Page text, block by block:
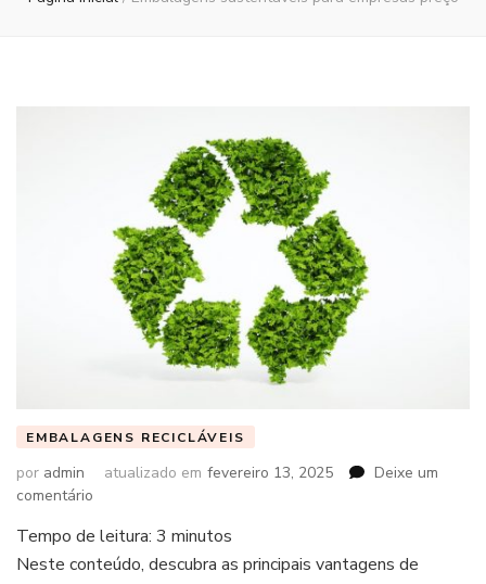
EMBALAGENS RECICLÁVEIS
por admin atualizado em fevereiro 13, 2025
Deixe um
comentário
Tempo de leitura: 3 minutos
Neste conteúdo, descubra as principais vantagens de